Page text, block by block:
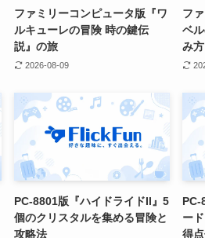
ファミリーコンピュータ版『ワ
ルキューレの冒険 時の鍵伝
説』の旅
2026-08-09
フ
ベ
み
PC-8801版『ハイドライドII』5
個のクリスタルを集める冒険と
攻略法
PC-
ー
得